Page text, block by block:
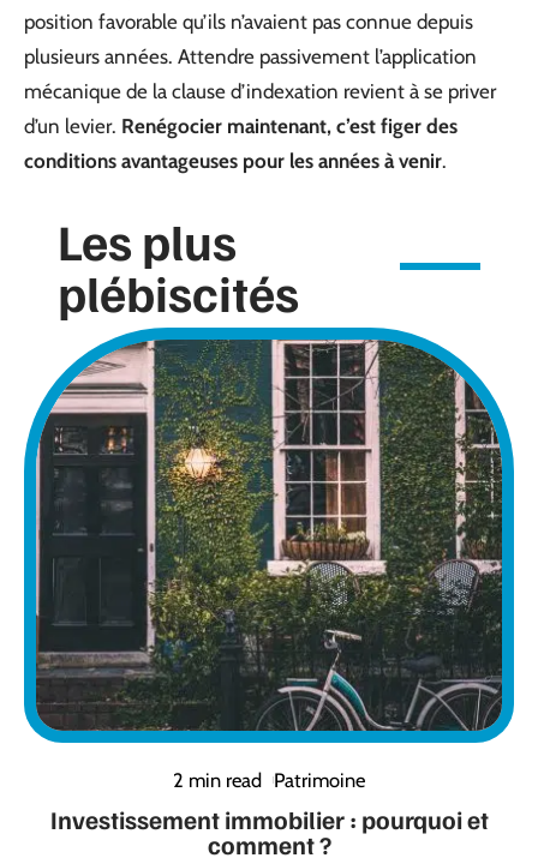
position favorable qu’ils n’avaient pas connue depuis
plusieurs années. Attendre passivement l’application
mécanique de la clause d’indexation revient à se priver
d’un levier. Renégocier maintenant, c’est figer des
conditions avantageuses pour les années à venir.
Les plus
plébiscités
2 min read Patrimoine
Investissement immobilier : pourquoi et
comment ?